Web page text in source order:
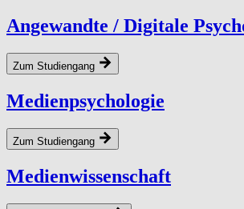
Angewandte / Digitale
Zum Studiengang
Medienpsychologie
Zum Studiengang
Medienwissenschaft